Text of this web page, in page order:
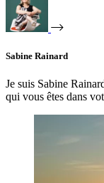
Sabine Rainard
Je suis Sabine
qui vous êtes dans